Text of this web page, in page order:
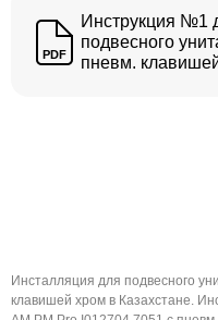
PDF
Инструкция №1
подвесного
пневм.
Инсталляция для подвесного
клавишей хром в Казахстане.